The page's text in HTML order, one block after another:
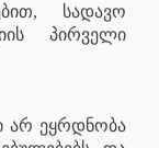
სადავო
პირველი
არ ეყრდნობა